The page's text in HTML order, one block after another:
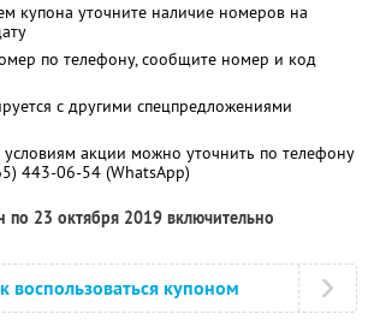
купона уточните наличие номеров на
по телефону, сообщите номер и код
с другими спецпредложениями
акции можно уточнить по телефону
443-06-54 (WhatsApp)
по 23 октября 2019 включительно
воспользоваться купоном